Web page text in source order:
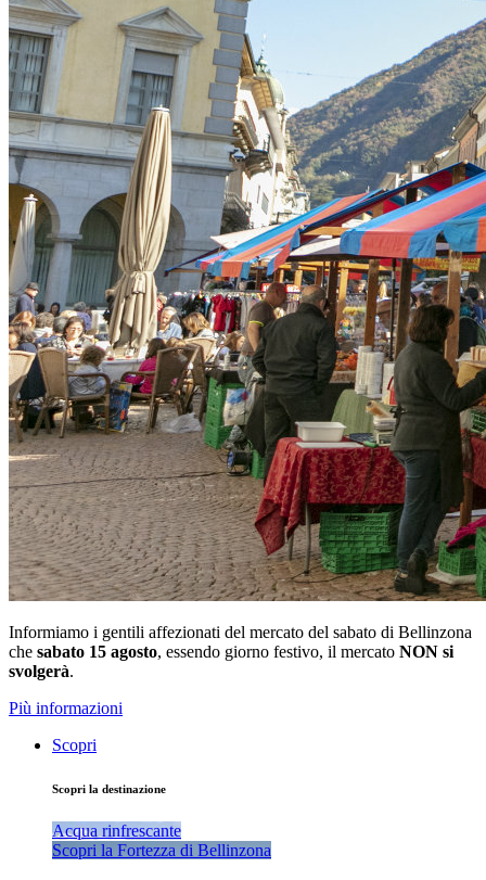
Informiamo i gentili affezionati del mercato del sabato di Bellinzona
che sabato 15 agosto, essendo giorno festivo, il mercato NON si
svolgerà.
Più informazioni
Scopri
Scopri la destinazione
Acqua rinfrescante
Scopri la Fortezza di Bellinzona